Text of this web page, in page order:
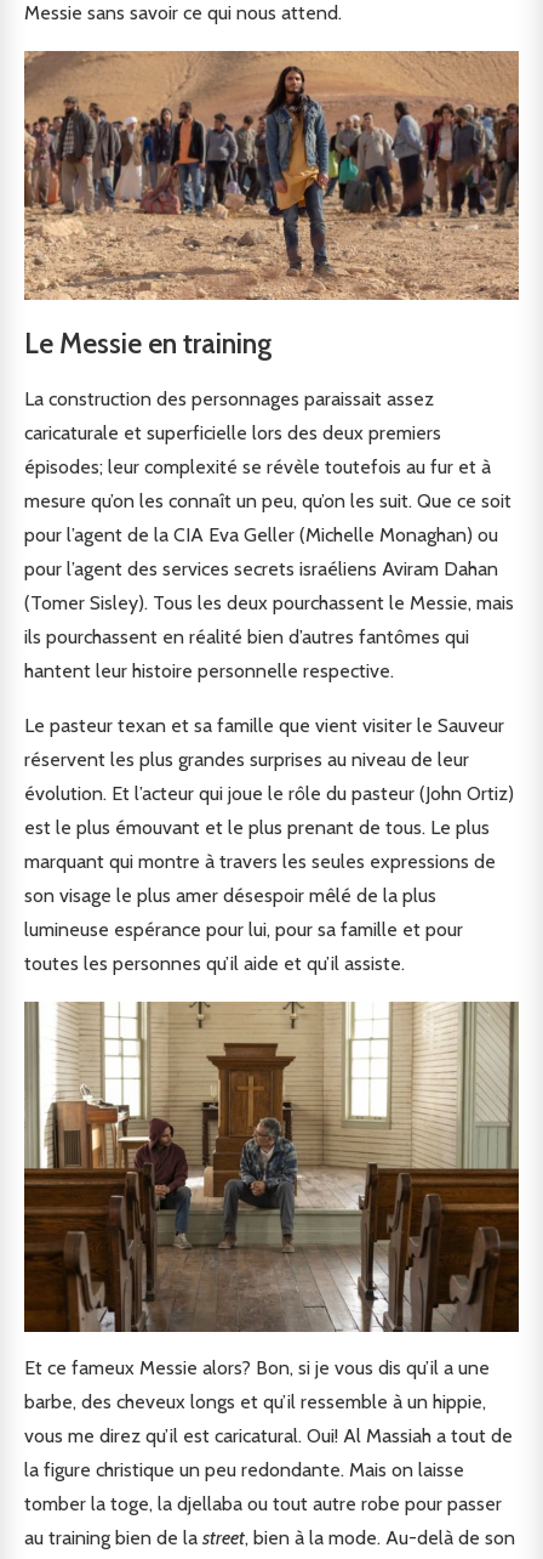
Messie sans savoir ce qui nous attend.
Le Messie en training
La construction des personnages paraissait assez
caricaturale et superficielle lors des deux premiers
épisodes; leur complexité se révèle toutefois au fur et à
mesure qu’on les connaît un peu, qu’on les suit. Que ce soit
pour l’agent de la CIA Eva Geller (Michelle Monaghan) ou
pour l’agent des services secrets israéliens Aviram Dahan
(Tomer Sisley). Tous les deux pourchassent le Messie, mais
ils pourchassent en réalité bien d’autres fantômes qui
hantent leur histoire personnelle respective.
Le pasteur texan et sa famille que vient visiter le Sauveur
réservent les plus grandes surprises au niveau de leur
évolution. Et l’acteur qui joue le rôle du pasteur (John Ortiz)
est le plus émouvant et le plus prenant de tous. Le plus
marquant qui montre à travers les seules expressions de
son visage le plus amer désespoir mêlé de la plus
lumineuse espérance pour lui, pour sa famille et pour
toutes les personnes qu’il aide et qu’il assiste.
Et ce fameux Messie alors? Bon, si je vous dis qu’il a une
barbe, des cheveux longs et qu’il ressemble à un hippie,
vous me direz qu’il est caricatural. Oui! Al Massiah a tout de
la figure christique un peu redondante. Mais on laisse
tomber la toge, la djellaba ou tout autre robe pour passer
au training bien de la street, bien à la mode. Au-delà de son